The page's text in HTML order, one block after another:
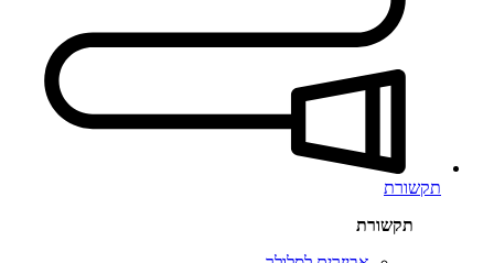
תקשורת
תקשורת